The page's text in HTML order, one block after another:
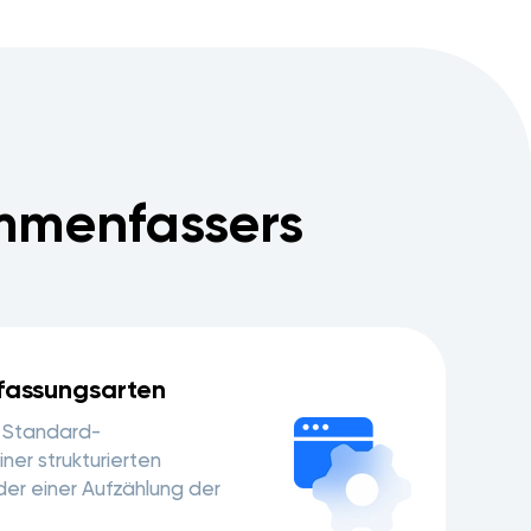
Standard-
strukturierten
einer Aufzählung der